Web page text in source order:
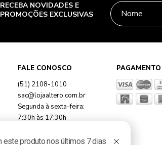
RECEBA NOVIDADES E
PROMOÇÕES EXCLUSIVAS
FALE CONOSCO
(51) 2108-1010
sac@lojaaltero.com.br
Segunda à sexta-feira:
7:30h às 17:30h
PAGAMENTO